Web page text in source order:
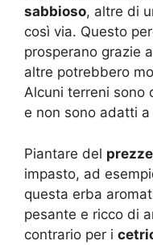
sabbioso, altre di
così via. Questo
prosperano grazie
altre potrebbero
Alcuni terreni sono
e non sono adatti
Piantare del
impasto, ad
questa erba
pesante e ricco di
contrario per i